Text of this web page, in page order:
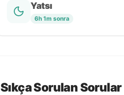
Yatsı
6h 1m sonra
Sıkça Sorulan Sorular